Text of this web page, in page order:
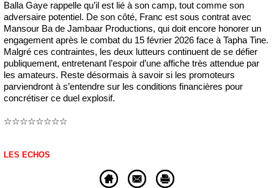
Balla Gaye rappelle qu’il est lié à son camp, tout comme son
adversaire potentiel. De son côté, Franc est sous contrat avec
Mansour Ba de Jambaar Productions, qui doit encore honorer un
engagement après le combat du 15 février 2026 face à Tapha Tine.
Malgré ces contraintes, les deux lutteurs continuent de se défier
publiquement, entretenant l’espoir d’une affiche très attendue par
les amateurs. Reste désormais à savoir si les promoteurs
parviendront à s’entendre sur les conditions financières pour
concrétiser ce duel explosif.
☆☆☆☆☆☆☆☆
LES ECHOS